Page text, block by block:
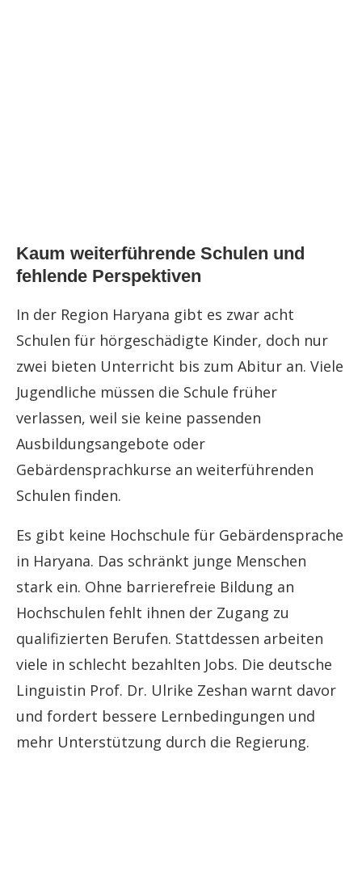
Kaum weiterführende Schulen und
fehlende Perspektiven
In der Region Haryana gibt es zwar acht
Schulen für hörgeschädigte Kinder, doch nur
zwei bieten Unterricht bis zum Abitur an. Viele
Jugendliche müssen die Schule früher
verlassen, weil sie keine passenden
Ausbildungsangebote oder
Gebärdensprachkurse an weiterführenden
Schulen finden.
Es gibt keine Hochschule für Gebärdensprache
in Haryana. Das schränkt junge Menschen
stark ein. Ohne barrierefreie Bildung an
Hochschulen fehlt ihnen der Zugang zu
qualifizierten Berufen. Stattdessen arbeiten
viele in schlecht bezahlten Jobs. Die deutsche
Linguistin Prof. Dr. Ulrike Zeshan warnt davor
und fordert bessere Lernbedingungen und
mehr Unterstützung durch die Regierung.